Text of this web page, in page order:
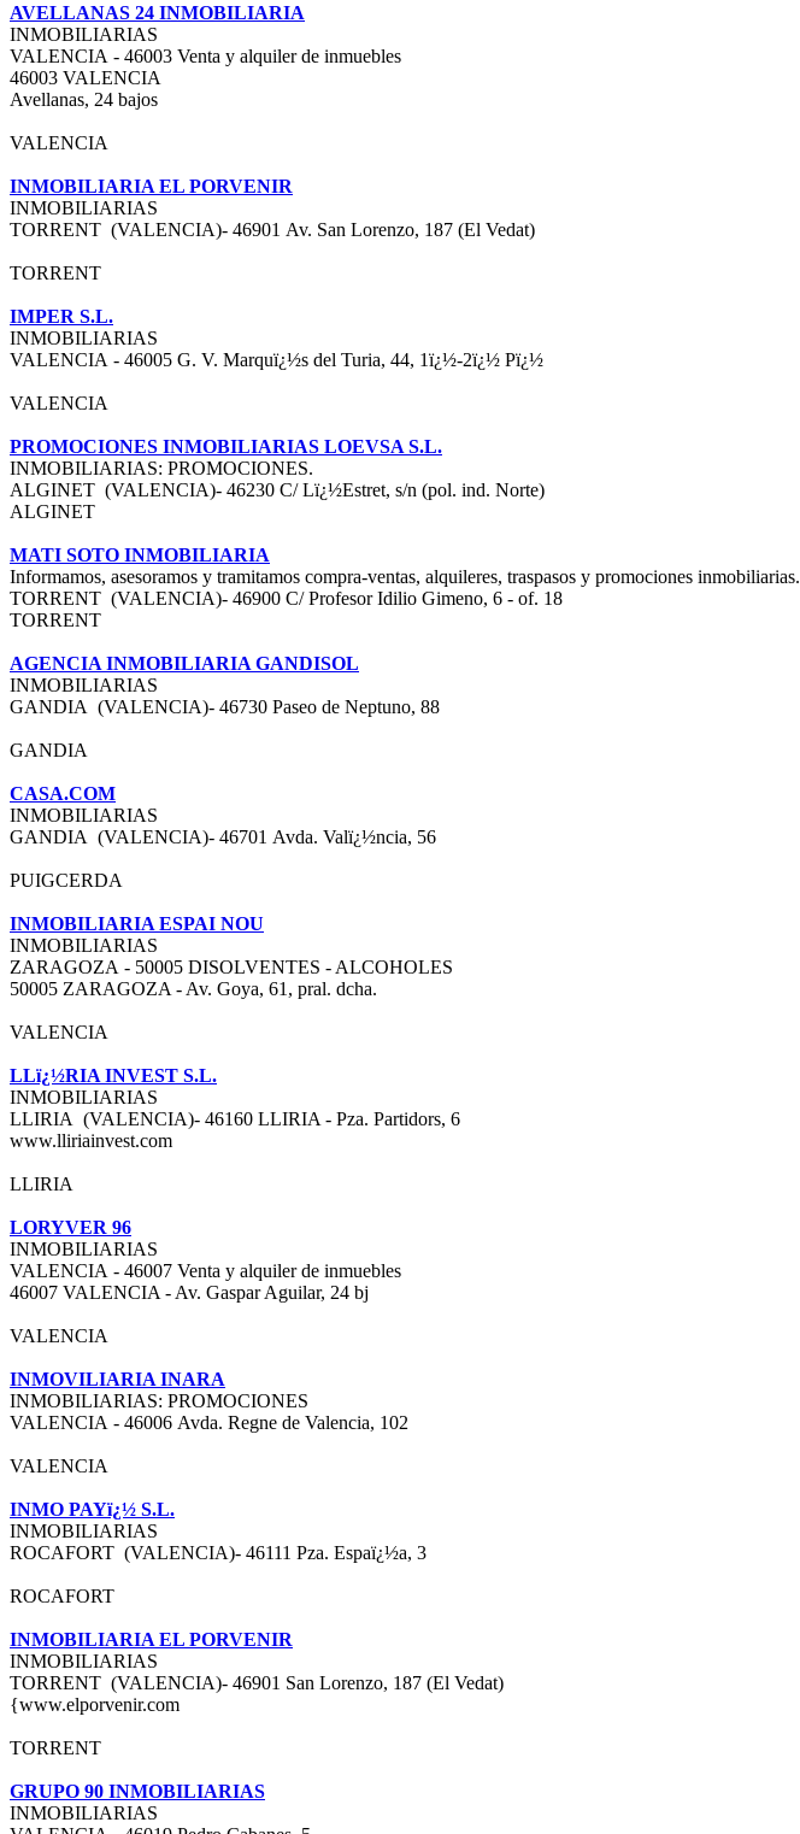
AVELLANAS 24 INMOBILIARIA
INMOBILIARIAS
VALENCIA - 46003 Venta y alquiler de inmuebles
46003 VALENCIA
Avellanas, 24 bajos
VALENCIA
INMOBILIARIA EL PORVENIR
INMOBILIARIAS
TORRENT (VALENCIA)- 46901 Av. San Lorenzo, 187 (El Vedat)
TORRENT
IMPER S.L.
INMOBILIARIAS
VALENCIA - 46005 G. V. Marquï¿½s del Turia, 44, 1ï¿½-2ï¿½ Pï¿½
VALENCIA
PROMOCIONES INMOBILIARIAS LOEVSA S.L.
INMOBILIARIAS: PROMOCIONES.
ALGINET (VALENCIA)- 46230 C/ Lï¿½Estret, s/n (pol. ind. Norte)
ALGINET
MATI SOTO INMOBILIARIA
Informamos, asesoramos y tramitamos compra-ventas, alquileres, traspasos y promociones inmobiliarias.
TORRENT (VALENCIA)- 46900 C/ Profesor Idilio Gimeno, 6 - of. 18
TORRENT
AGENCIA INMOBILIARIA GANDISOL
INMOBILIARIAS
GANDIA (VALENCIA)- 46730 Paseo de Neptuno, 88
GANDIA
CASA.COM
INMOBILIARIAS
GANDIA (VALENCIA)- 46701 Avda. Valï¿½ncia, 56
PUIGCERDA
INMOBILIARIA ESPAI NOU
INMOBILIARIAS
ZARAGOZA - 50005 DISOLVENTES - ALCOHOLES
50005 ZARAGOZA - Av. Goya, 61, pral. dcha.
VALENCIA
LLï¿½RIA INVEST S.L.
INMOBILIARIAS
LLIRIA (VALENCIA)- 46160 LLIRIA - Pza. Partidors, 6
www.lliriainvest.com
LLIRIA
LORYVER 96
INMOBILIARIAS
VALENCIA - 46007 Venta y alquiler de inmuebles
46007 VALENCIA - Av. Gaspar Aguilar, 24 bj
VALENCIA
INMOVILIARIA INARA
INMOBILIARIAS: PROMOCIONES
VALENCIA - 46006 Avda. Regne de Valencia, 102
VALENCIA
INMO PAYï¿½ S.L.
INMOBILIARIAS
ROCAFORT (VALENCIA)- 46111 Pza. Espaï¿½a, 3
ROCAFORT
INMOBILIARIA EL PORVENIR
INMOBILIARIAS
TORRENT (VALENCIA)- 46901 San Lorenzo, 187 (El Vedat)
{www.elporvenir.com
TORRENT
GRUPO 90 INMOBILIARIAS
INMOBILIARIAS